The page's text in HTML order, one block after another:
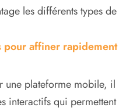
les différents types de
affiner rapidement
une plateforme mobile, il
interactifs qui permettent